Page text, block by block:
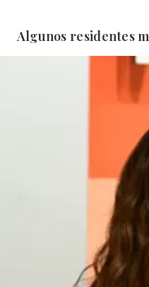
Algunos residentes